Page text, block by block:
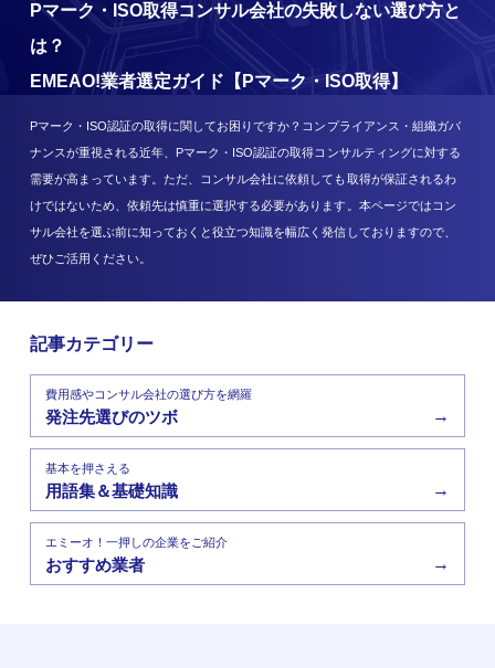
Pマーク・ISO取得コンサル会社の失敗しない選び方と
は？
EMEAO!業者選定ガイド【Pマーク・ISO取得】
Pマーク・ISO認証の取得に関してお困りですか？コンプライアンス・組織ガバ
ナンスが重視される近年、Pマーク・ISO認証の取得コンサルティングに対する
需要が高まっています。ただ、コンサル会社に依頼しても取得が保証されるわ
けではないため、依頼先は慎重に選択する必要があります。本ページではコン
サル会社を選ぶ前に知っておくと役立つ知識を幅広く発信しておりますので、
ぜひご活用ください。
記事カテゴリー
費用感やコンサル会社の選び方を網羅
発注先選びのツボ →
基本を押さえる
用語集＆基礎知識 →
エミーオ！一押しの企業をご紹介
おすすめ業者 →